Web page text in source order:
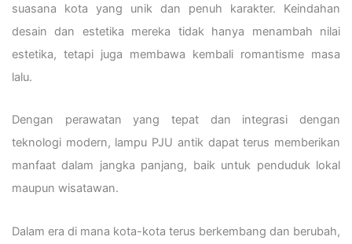
suasana kota yang unik dan penuh karakter. Keindahan
desain dan estetika mereka tidak hanya menambah nilai
estetika, tetapi juga membawa kembali romantisme masa
lalu.
Dengan perawatan yang tepat dan integrasi dengan
teknologi modern, lampu PJU antik dapat terus memberikan
manfaat dalam jangka panjang, baik untuk penduduk lokal
maupun wisatawan.
Dalam era di mana kota-kota terus berkembang dan berubah,